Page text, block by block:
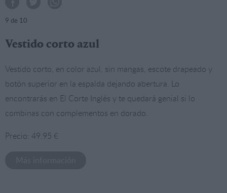
9 de 10
Vestido corto azul
Vestido corto, en color azul, sin mangas, escote drapeado y
botón superior en la espalda dejando abertura. Lo
encontrarás en El Corte Inglés y te quedará genial si lo
combinas con complementos en dorado.
Precio: 49,95 €